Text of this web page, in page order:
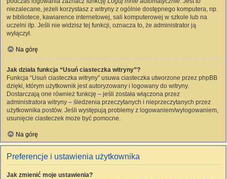
niezalecane, jeżeli korzystasz z witryny z ogólnie dostępnego komputera, np.
w bibliotece, kawiarence internetowej, sali komputerowej w szkole lub na
uczelni itp. Jeśli nie widzisz tej funkcji, oznacza to, że administrator ją
wyłączył.
Na górę
Jak działa funkcja “Usuń ciasteczka witryny”?
Funkcja “Usuń ciasteczka witryny” usuwa ciasteczka utworzone przez phpBB
dzięki, którym użytkownik jest autoryzowany i logowany do witryny.
Dostarczają one również funkcję – jeśli została włączona przez
administratora witryny – śledzenia przeczytanych i nieprzeczytanych przez
użytkownika postów. Jeśli występują problemy z logowaniem/wylogowaniem,
usunięcie ciasteczek może być pomocne.
Na górę
Preferencje i ustawienia użytkownika
Jak zmienić moje ustawienia?